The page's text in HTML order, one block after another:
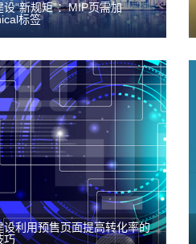
设“新规矩”：MIP页需加
标签
设利用预售页面提高转化率的
巧
设
建设自己的网站的同
需要学习他人的网站来
让自己进化，现在网站数
数，如何判断网站建设的
设